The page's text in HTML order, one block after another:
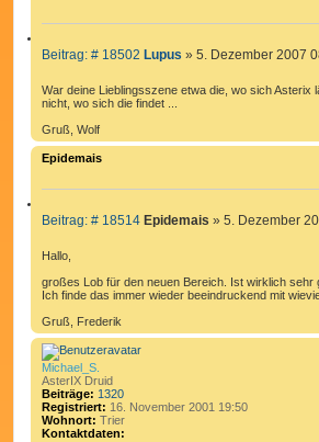
I
R
E
Beitrag: # 18502 B
i
t
Lupus » 5. Dezember 2007
War deine Lieblingsszene etwa die, wo sich
nicht, wo sich die findet ...
Gruß, Wolf
Epidemais
I
E
R
E
N
Beitrag: # 18514B
r
a
Epidemais » 5. Dezember
Hallo,
großes Lob für den neuen Bereich. Ist wirklich sehr
Ich finde das immer wieder beeindruckend mit
Gruß, Frederik
Michael_S.
AsterIX Druid
Beiträge: 1320
Registriert: 16. November 2001 19:50
Wohnort: Trier
Kontaktdaten: